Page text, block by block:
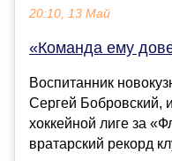
20:10, 13 Май
«Команда ему
Воспитанник
Сергей Бобровский,
хоккейной лиге за
вратарский рекорд